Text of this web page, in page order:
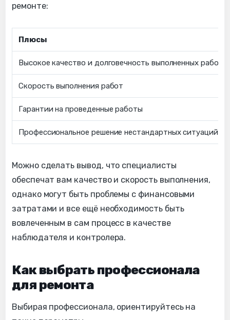
ремонте:
Плюсы
Высокое качество и долговечность выполненных работ
Скорость выполнения работ
Гарантии на проведенные работы
Профессиональное решение нестандартных ситуаций
Можно сделать вывод, что специалисты
обеспечат вам качество и скорость выполнения,
однако могут быть проблемы с финансовыми
затратами и все ещё необходимость быть
вовлеченным в сам процесс в качестве
наблюдателя и контролера.
Как выбрать профессионала
для ремонта
Выбирая профессионала, ориентируйтесь на